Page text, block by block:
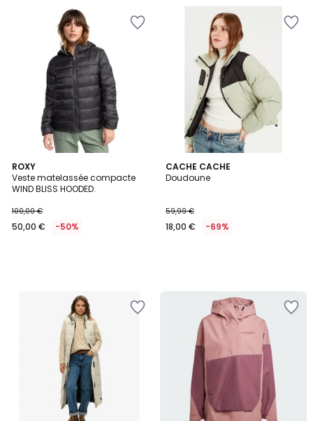
ROXY
Veste matelassée compacte
WIND BLISS HOODED.
100,00 €
50,00 € -50%
CACHE CACHE
Doudoune
59,99 €
18,00 € -69%